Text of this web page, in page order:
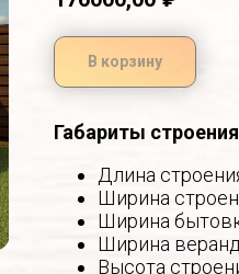
В корзину
Габариты
Длина
Ширина
Ширина
Ширина
Высота